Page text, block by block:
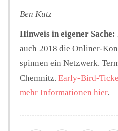
Ben Kutz
Hinweis in eigener Sache:
auch 2018 die Onliner-
spinnen ein Netzwerk.
Chemnitz. Early-Bird-
mehr Informationen hier.